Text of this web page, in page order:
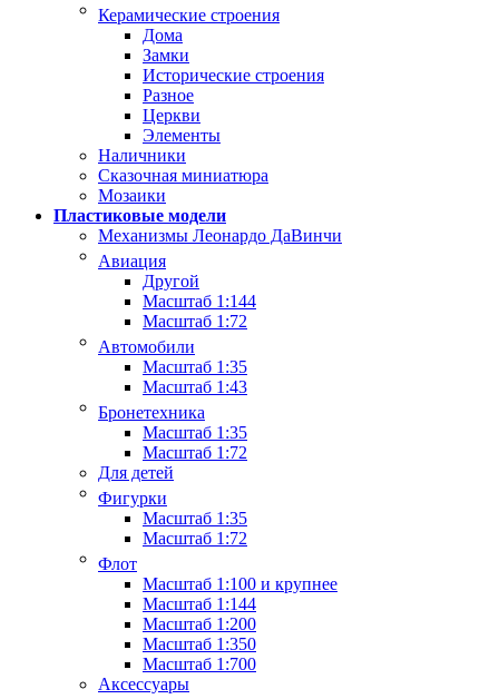
Керамические строения
Дома
Замки
Исторические строения
Разное
Церкви
Элементы
Наличники
Сказочная миниатюра
Мозаики
Пластиковые модели
Механизмы Леонардо ДаВинчи
Авиация
Другой
Масштаб 1:144
Масштаб 1:72
Автомобили
Масштаб 1:35
Масштаб 1:43
Бронетехника
Масштаб 1:35
Масштаб 1:72
Для детей
Фигурки
Масштаб 1:35
Масштаб 1:72
Флот
Масштаб 1:100 и крупнее
Масштаб 1:144
Масштаб 1:200
Масштаб 1:350
Масштаб 1:700
Аксессуары